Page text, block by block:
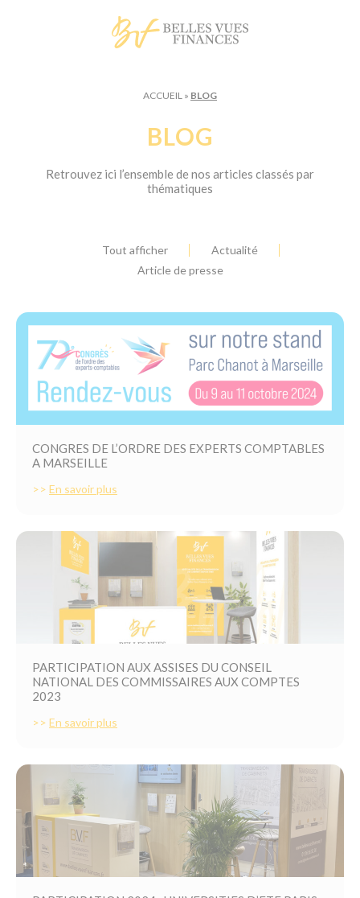
ACCUEIL » BLOG
BLOG
Retrouvez ici l’ensemble de nos articles classés par
thématiques
Tout afficher
Actualité
Article de presse
CONGRES DE L’ORDRE DES EXPERTS COMPTABLES
A MARSEILLE
>> En savoir plus
PARTICIPATION AUX ASSISES DU CONSEIL
NATIONAL DES COMMISSAIRES AUX COMPTES
2023
>> En savoir plus